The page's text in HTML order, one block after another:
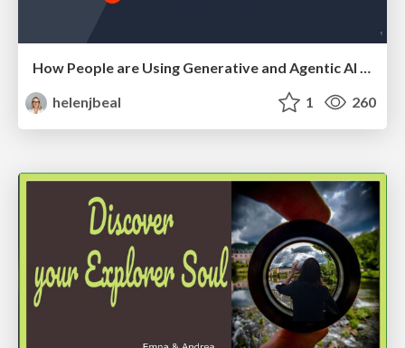
helenjbeal
1 260